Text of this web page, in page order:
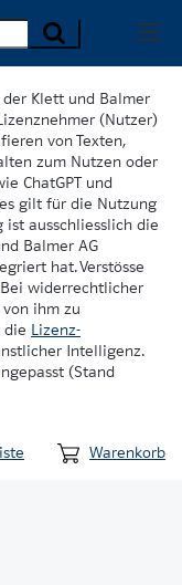
Klett und Balmer
(Nutzer)
von Texten,
zum Nutzen oder
ChatGPT und
gilt für die Nutzung
ist ausschliesslich die
Balmer AG
hat. Verstösse
widerrechtlicher
ihm zu
die Lizenz-
Intelligenz.
(Stand
Warenkorb